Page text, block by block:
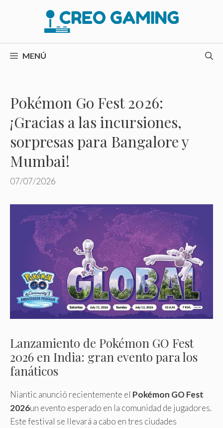
MENÚ
Pokémon Go Fest 2026:
¡Gracias a las incursiones,
sorpresas para Bangalore y
Mumbai!
07/07/2026
Lanzamiento de Pokémon GO Fest
2026 en India: gran evento para los
fanáticos
Niantic anunció recientemente el Pokémon GO Fest
2026un evento esperado en la comunidad de jugadores.
Este festival se llevará a cabo en tres ciudades